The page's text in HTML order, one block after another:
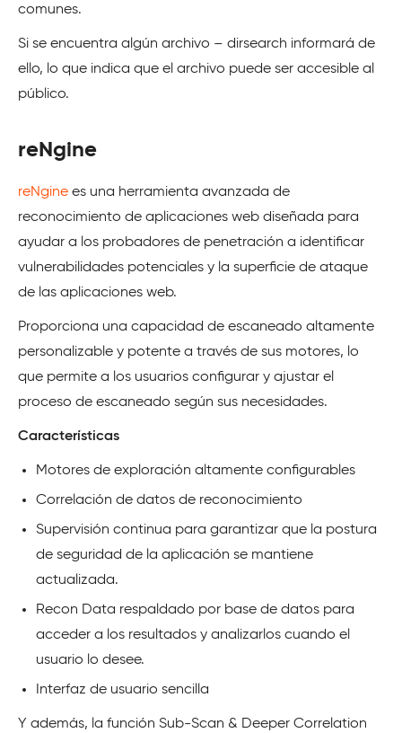
comunes.
Si se encuentra algún archivo – dirsearch informará de
ello, lo que indica que el archivo puede ser accesible al
público.
reNgine
reNgine es una herramienta avanzada de
reconocimiento de aplicaciones web diseñada para
ayudar a los probadores de penetración a identificar
vulnerabilidades potenciales y la superficie de ataque
de las aplicaciones web.
Proporciona una capacidad de escaneado altamente
personalizable y potente a través de sus motores, lo
que permite a los usuarios configurar y ajustar el
proceso de escaneado según sus necesidades.
Características
Motores de exploración altamente configurables
Correlación de datos de reconocimiento
Supervisión continua para garantizar que la postura
de seguridad de la aplicación se mantiene
actualizada.
Recon Data respaldado por base de datos para
acceder a los resultados y analizarlos cuando el
usuario lo desee.
Interfaz de usuario sencilla
Y además, la función Sub-Scan & Deeper Correlation